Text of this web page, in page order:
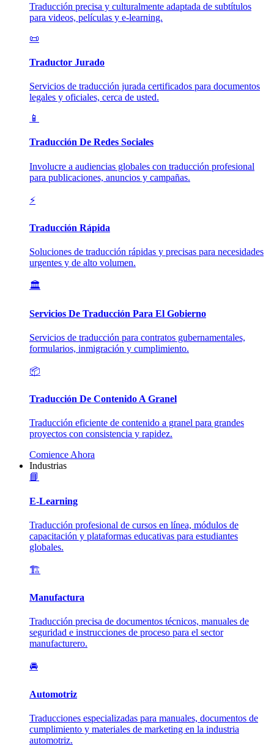
Traducción precisa y culturalmente adaptada de subtítulos
para videos, películas y e-learning.
📜
Traductor Jurado
Servicios de traducción jurada certificados para documentos
legales y oficiales, cerca de usted.
📱
Traducción De Redes Sociales
Involucre a audiencias globales con traducción profesional
para publicaciones, anuncios y campañas.
⚡
Traducción Rápida
Soluciones de traducción rápidas y precisas para necesidades
urgentes y de alto volumen.
🏛️
Servicios De Traducción Para El Gobierno
Servicios de traducción para contratos gubernamentales,
formularios, inmigración y cumplimiento.
📦
Traducción De Contenido A Granel
Traducción eficiente de contenido a granel para grandes
proyectos con consistencia y rapidez.
Comience Ahora
Industrias
📘
E-Learning
Traducción profesional de cursos en línea, módulos de
capacitación y plataformas educativas para estudiantes
globales.
🏗️
Manufactura
Traducción precisa de documentos técnicos, manuales de
seguridad e instrucciones de proceso para el sector
manufacturero.
🚘
Automotriz
Traducciones especializadas para manuales, documentos de
cumplimiento y materiales de marketing en la industria
automotriz.